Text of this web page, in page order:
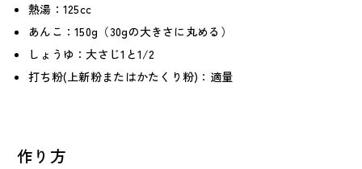
熱湯：125cc
あんこ：150g（30gの大きさに丸める）
しょうゆ：大さじ1と1/2
打ち粉(上新粉またはかたくり粉)：適量
作り方